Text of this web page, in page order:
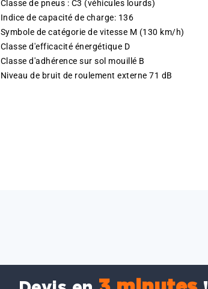
Classe de pneus : C3 (véhicules lourds)
Indice de capacité de charge: 136
Symbole de catégorie de vitesse M (130 km/h)
Classe d'efficacité énergétique D
Classe d'adhérence sur sol mouillé B
Niveau de bruit de roulement externe 71 dB